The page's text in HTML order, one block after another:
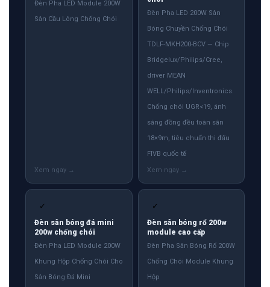
Đèn Pha LED Module 200W
Sân Cầu Lông Chống Chói
Đèn Pha LED 200W Sân
Bóng Chuyền Chống Chói
TDLF-MKH200-BCV — Chip
Bridgelux/Philips/Cree,
driver MEAN
WELL/Philips/Inventronics.
Chống chói UGR<19, ánh
sáng đồng đều toàn sân
18×9m, tiêu chuẩn thi đấu
FIVB quốc tế
✓
Đèn sân bóng đá mini
200w chống chói
Đèn Pha LED Module 200W
Khung Hộp Chống Chói Cho
Sân Bóng Đá Mini
✓
Đèn sân bóng rổ 200w
module cao cấp
Đèn Pha Sân Bóng Rổ 200W
Chống Chói Module Khung
Hộp